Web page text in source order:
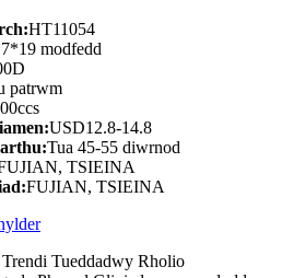
HT11054
modfedd
patrwm
USD12.8-14.8
Tua 45-55 diwrnod
TSIEINA
FUJIAN, TSIEINA